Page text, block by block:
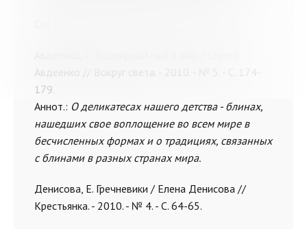
Авдеенко // Вокруг света. - 2010. - № 5. - С. 174-
179.
Аннот.: О деликатесах нашего детства - блинах,
нашедших свое воплощение во всем мире в
бесчисленных формах и о традициях, связанных
с блинами в разных странах мира.
Денисова, Е. Гречневики / Елена Денисова //
Крестьянка. - 2010. - № 4. - С. 64-65.